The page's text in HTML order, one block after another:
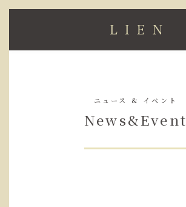
ニュース & イベント
News&Event